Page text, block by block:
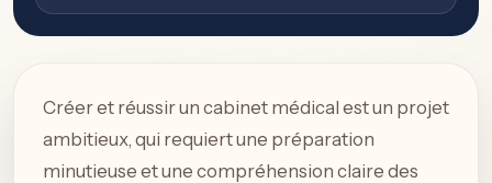
Créer et réussir un cabinet médical est un projet
ambitieux, qui requiert une préparation
minutieuse et une compréhension claire des